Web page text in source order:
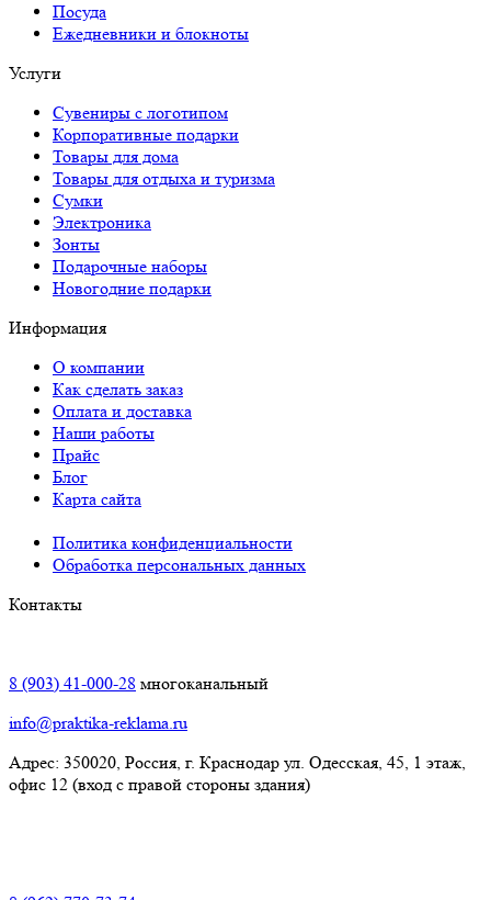
Посуда
Ежедневники и блокноты
Услуги
Сувениры с логотипом
Корпоративные подарки
Товары для дома
Товары для отдыха и туризма
Сумки
Электроника
Зонты
Подарочные наборы
Новогодние подарки
Информация
О компании
Как сделать заказ
Оплата и доставка
Наши работы
Прайс
Блог
Карта сайта
Политика конфиденциальности
Обработка персональных данных
Контакты
8 (903) 41-000-28 многоканальный
info@praktika-reklama.ru
Адрес: 350020, Россия, г. Краснодар ул. Одесская, 45, 1 этаж,
офис 12 (вход с правой стороны здания)